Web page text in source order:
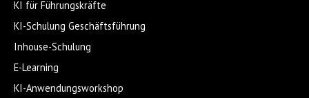
KI für Führungskräfte
KI-Schulung Geschäftsführung
Inhouse-Schulung
E-Learning
KI-Anwendungsworkshop